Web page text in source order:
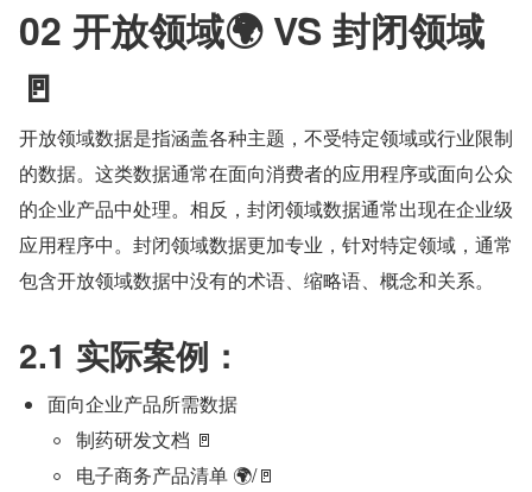
02 开放领域🌍 VS 封闭领域
🚪
开放领域数据是指涵盖各种主题，不受特定领域或行业限制
的数据。这类数据通常在面向消费者的应用程序或面向公众
的企业产品中处理。相反，封闭领域数据通常出现在企业级
应用程序中。封闭领域数据更加专业，针对特定领域，通常
包含开放领域数据中没有的术语、缩略语、概念和关系。
2.1 实际案例：
面向企业产品所需数据
制药研发文档 🚪
电子商务产品清单 🌍/🚪